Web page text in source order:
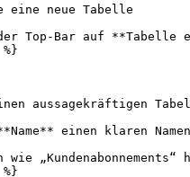
eine neue Tabelle
Top-Bar auf **Tabelle
aussagekräftigen
einen klaren
wie